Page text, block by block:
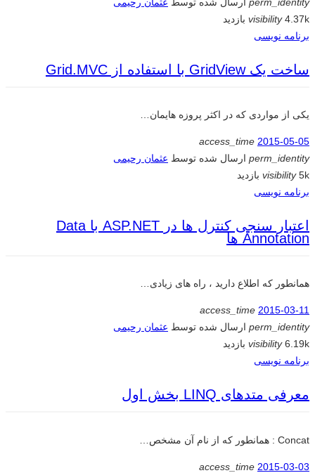
visibility4.37k بازدید
برنامه نویسی
ساخت یک GridView با استفاده از Grid.MVC
یکی از مواردی که در اکثر پروزه هایمان…
access_time 2015-05-05
perm_identity ارسال شده توسط عثمان رحیمی
visibility5k بازدید
برنامه نویسی
اعتبار سنجی کنترل ها در ASP.NET با Data
Annotation ها
همانطور که اطلاع دارید ، راه های زیادی…
access_time 2015-03-11
perm_identity ارسال شده توسط عثمان رحیمی
visibility6.19k بازدید
برنامه نویسی
معرفی متدهای LINQ بخش اول
Concat : همانطور که از نام آن مشخص…
access_time 2015-03-03